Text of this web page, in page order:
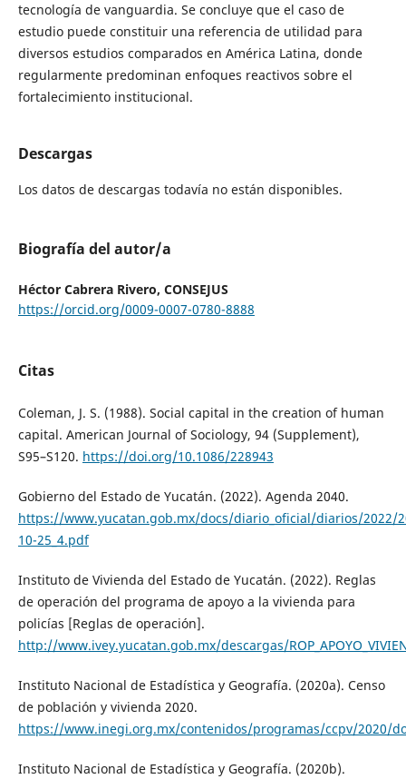
tecnología de vanguardia. Se concluye que el caso de
estudio puede constituir una referencia de utilidad para
diversos estudios comparados en América Latina, donde
regularmente predominan enfoques reactivos sobre el
fortalecimiento institucional.
Descargas
Los datos de descargas todavía no están disponibles.
Biografía del autor/a
Héctor Cabrera Rivero, CONSEJUS
https://orcid.org/0009-0007-0780-8888
Citas
Coleman, J. S. (1988). Social capital in the creation of human
capital. American Journal of Sociology, 94 (Supplement),
S95–S120. https://doi.org/10.1086/228943
Gobierno del Estado de Yucatán. (2022). Agenda 2040.
https://www.yucatan.gob.mx/docs/diario_oficial/diarios/2022/
10-25_4.pdf
Instituto de Vivienda del Estado de Yucatán. (2022). Reglas
de operación del programa de apoyo a la vivienda para
policías [Reglas de operación].
http://www.ivey.yucatan.gob.mx/descargas/
Instituto Nacional de Estadística y Geografía. (2020a). Censo
de población y vivienda 2020.
https://www.inegi.org.mx/contenidos/programas/ccpv/2020/
Instituto Nacional de Estadística y Geografía. (2020b).